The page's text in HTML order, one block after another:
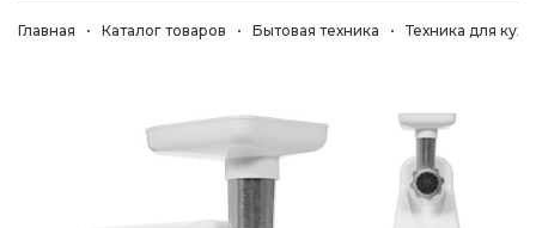
Главная Каталог товаров Бытовая техника Техника для